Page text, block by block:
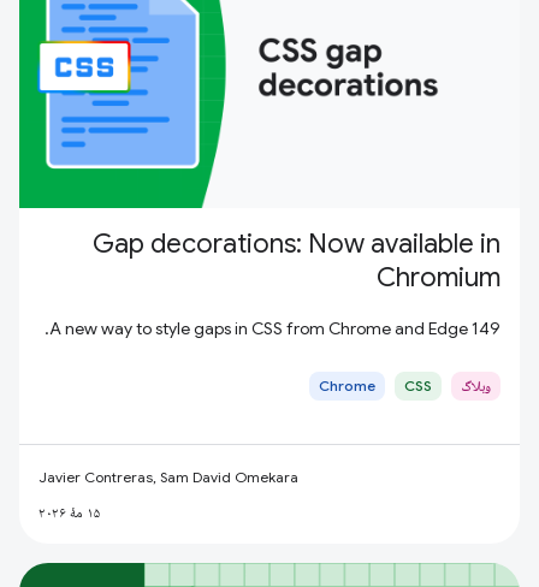
Gap decorations: Now available in
Chromium
A new way to style gaps in CSS from Chrome and Edge 149.
وبلاگ CSS
Chrome
Javier Contreras, Sam David Omekara
۱۵ مهٔ ۲۰۲۶